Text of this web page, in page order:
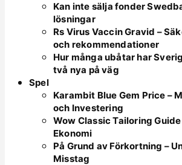
Kan inte sälja fonder
lösningar
Rs Virus Vaccin Gravid –
och rekommendationer
Hur många ubåtar har
två nya på väg
Spel
Karambit Blue Gem Price –
och Investering
Wow Classic Tailoring
Ekonomi
På Grund av Förkortning –
Misstag